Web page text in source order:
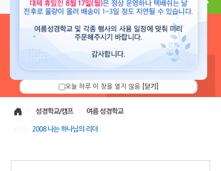
로그인 하시면 보유 캐쉬 확
니다.
성경학교/캠프 여름 성경학교
2008 나는 하나님의 리더
오늘 하루 이 창을 열지 않음 [닫기]